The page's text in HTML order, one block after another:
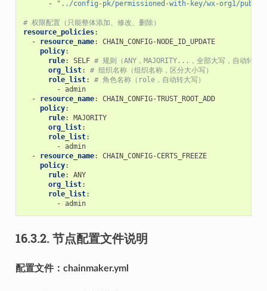
-
"../config-pk/permissioned-with-key/wx-org1/public-
# 权限配置（只能整体添加、修改、删除）
resource_policies:
-
resource_name:
CHAIN_CONFIG-NODE_ID_UPDATE
policy:
rule: SELF # 规则（ANY，MAJORITY...，全部大写，自动转大
org_list:
# 组织名称（组织名称，区分大小写）
role_list:
# 角色名称（role，自动转大写）
- admin
-
resource_name:
CHAIN_CONFIG-TRUST_ROOT_ADD
policy:
rule:
MAJORITY
org_list:
role_list:
- admin
-
resource_name:
CHAIN_CONFIG-CERTS_FREEZE
policy:
rule:
ANY
org_list:
role_list:
- admin
16.3.2. 节点配置文件说明
配置文件：chainmaker.yml